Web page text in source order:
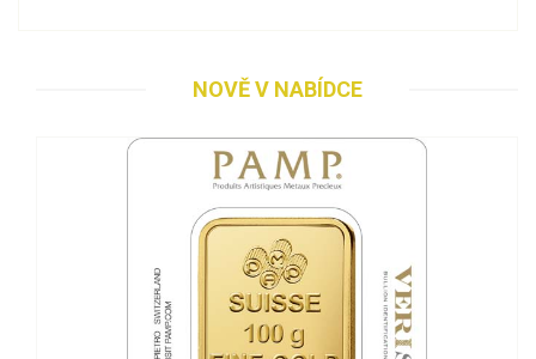
NOVĚ V NABÍDCE